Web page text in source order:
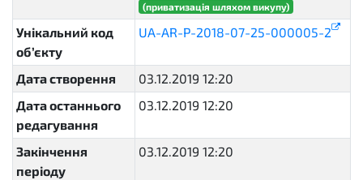
(приватизація шляхом викупу)
Унікальний код
об’єкту
UA-AR-P-2018-07-25-000005-2
Дата створення
03.12.2019 12:20
Дата останнього
редагування
03.12.2019 12:20
Закінчення
періоду
03.12.2019 12:20